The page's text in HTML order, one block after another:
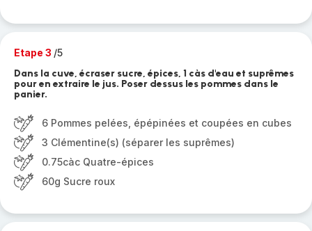
Etape 3 /5
Dans la cuve, écraser sucre, épices, 1 càs d'eau et suprêmes
pour en extraire le jus. Poser dessus les pommes dans le
panier.
6 Pommes pelées, épépinées et coupées en cubes
3 Clémentine(s) (séparer les suprêmes)
0.75càc Quatre-épices
60g Sucre roux